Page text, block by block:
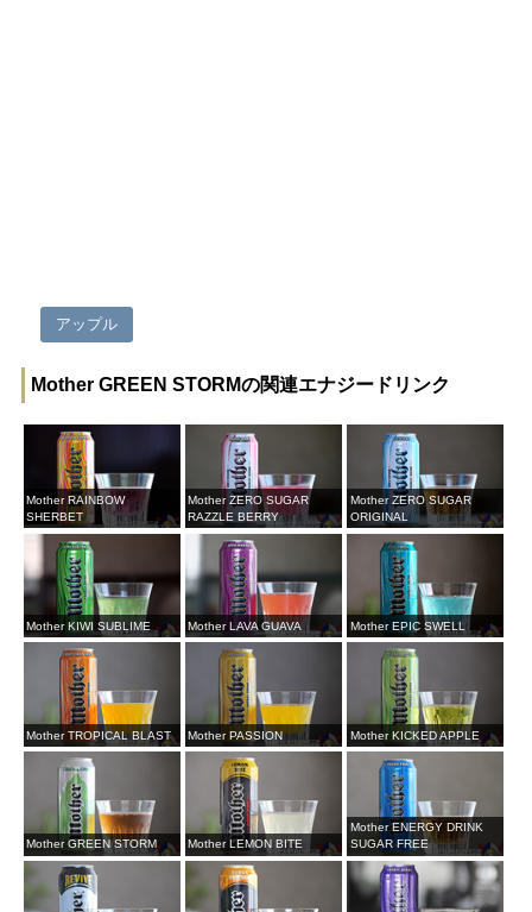
アップル
Mother GREEN STORMの関連エナジードリンク
Mother RAINBOW
SHERBET
Mother ZERO SUGAR
RAZZLE BERRY
Mother ZERO SUGAR
ORIGINAL
Mother KIWI SUBLIME Mother LAVA GUAVA Mother EPIC SWELL
Mother TROPICAL BLAST Mother PASSION Mother KICKED APPLE
Mother GREEN STORM Mother LEMON BITE
Mother ENERGY DRINK
SUGAR FREE